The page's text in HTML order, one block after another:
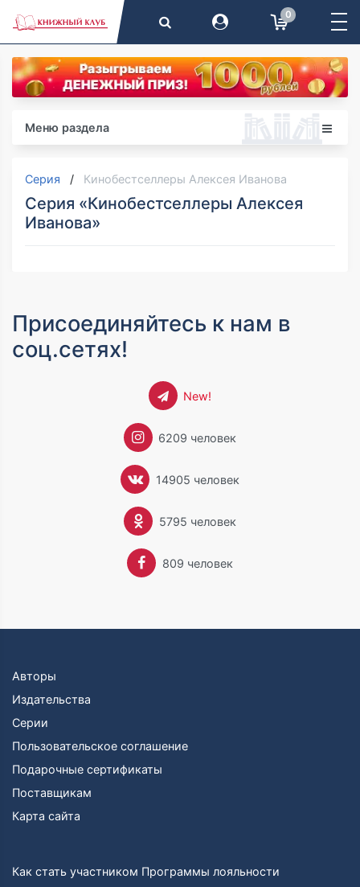
0
Меню раздела
Серия Кинобестселлеры Алексея Иванова
Серия «Кинобестселлеры Алексея
Иванова»
Присоединяйтесь к нам в
соц.сетях!
New!
6209 человек
14905 человек
5795 человек
809 человек
Авторы
Издательства
Серии
Пользовательское соглашение
Подарочные сертификаты
Поставщикам
Карта сайта
Как стать участником Программы лояльности